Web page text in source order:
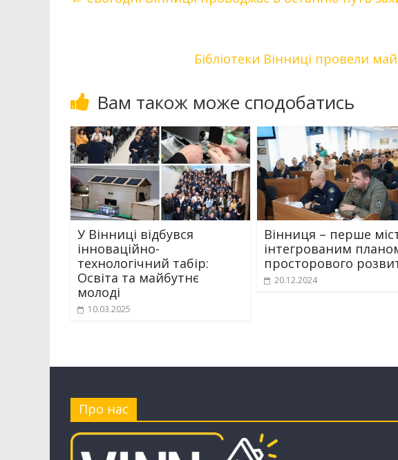
Бібліотеки Вінниці провели
Вам також може сподобатись
У Вінниці відбувся
інноваційно-
технологічний табір:
Освіта та майбутнє
молоді
10.03.2025
Вінниця – перше
інтегрованим
просторового
20.12.2024
Про нас